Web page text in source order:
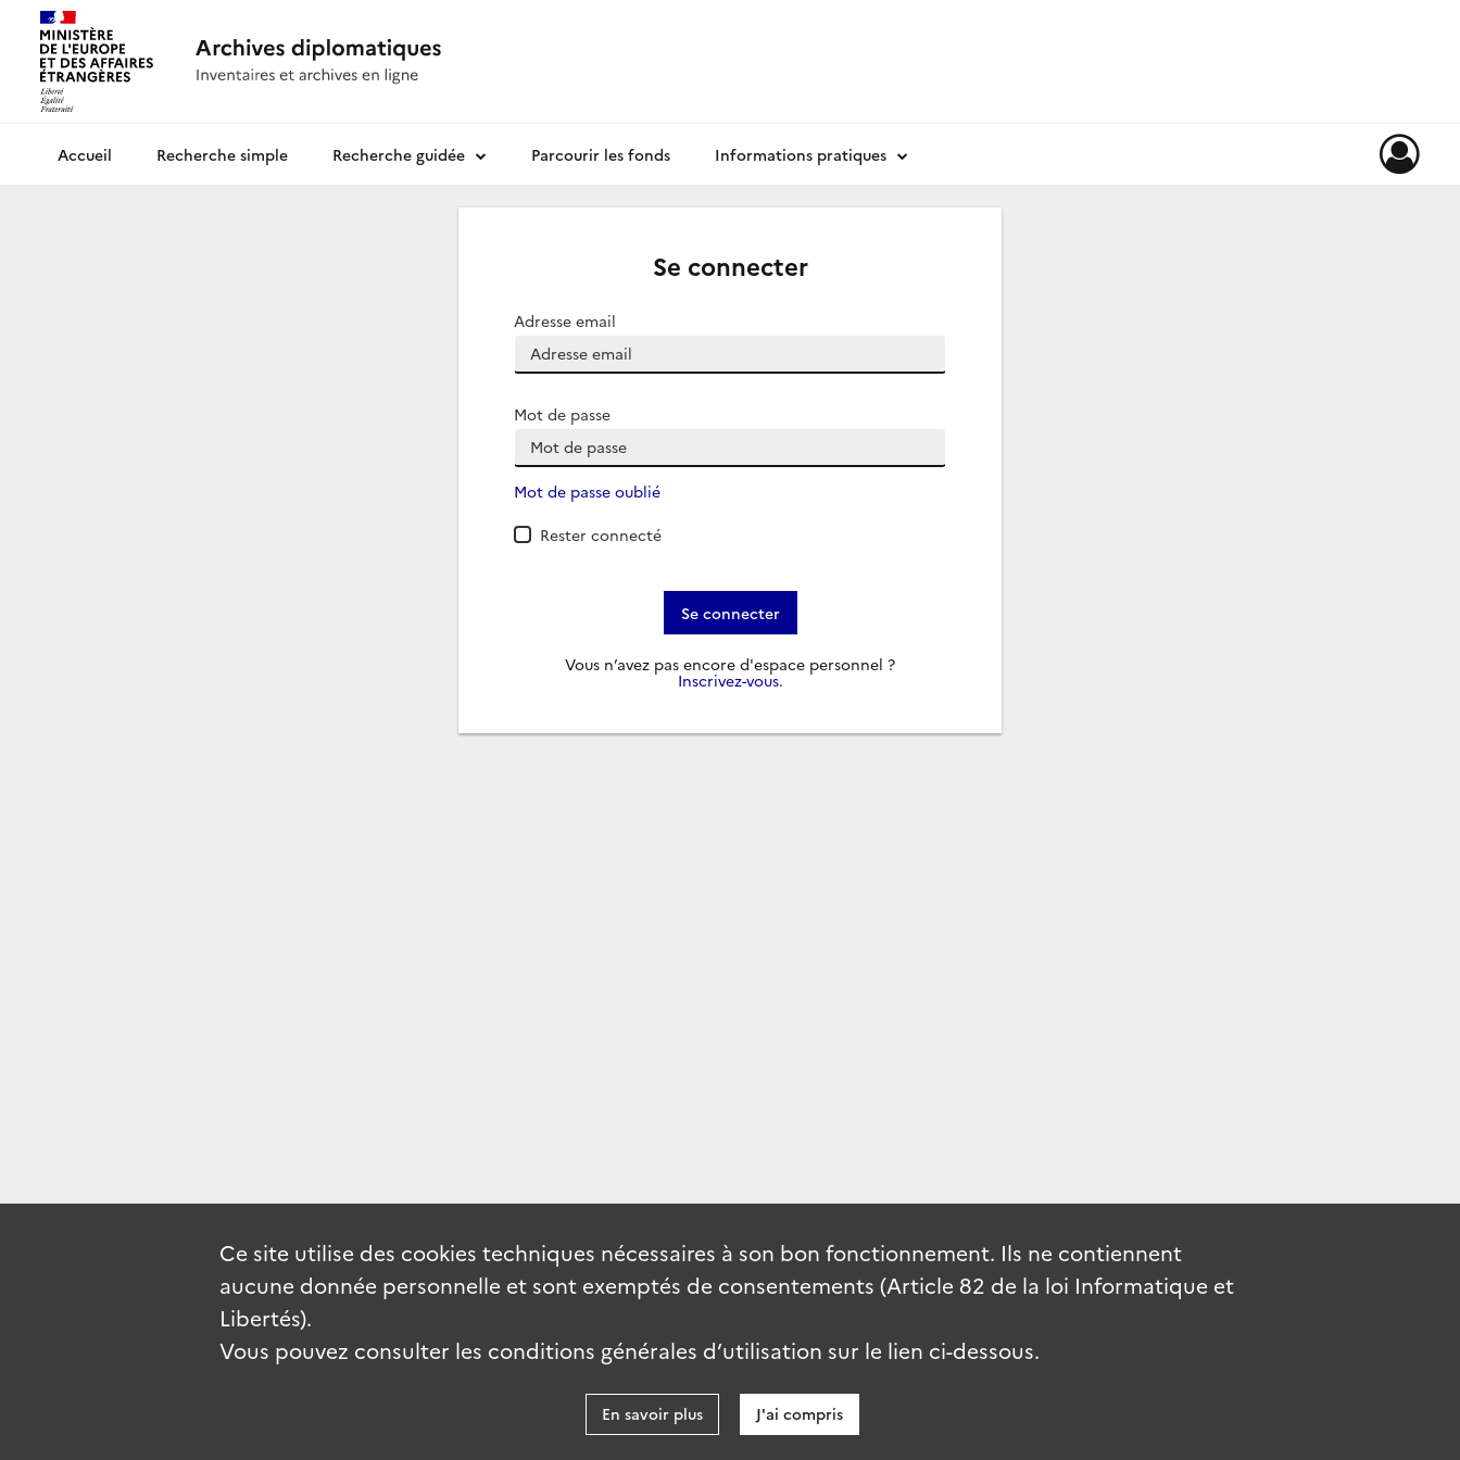
Archives diplomatiquesRecherche simple Recherche guidée Parcourir les fonds Informations pratiques
Se connecter
Adresse email
Mot de passe
Mot de passe oublié
Rester connecté
Se connecter
Vous n’avez pas encore d'espace personnel ?
Inscrivez-vous.
Ce site utilise des cookies techniques nécessaires à son bon fonctionnement. Ils ne contiennent
aucune donnée personnelle et sont exemptés de consentements (Article 82 de la loi Informatique et
Libertés).
Vous pouvez consulter les conditions générales d’utilisation sur le lien ci-dessous.
En savoir plus J'ai compris